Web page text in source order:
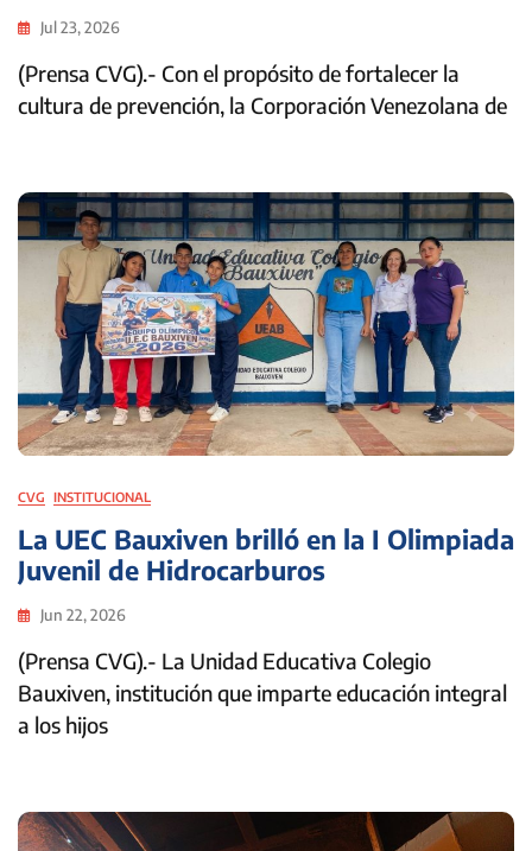
Jul 23, 2026
(Prensa CVG).- Con el propósito de fortalecer la
cultura de prevención, la Corporación Venezolana de
CVG INSTITUCIONAL
La UEC Bauxiven brilló en la I Olimpiada
Juvenil de Hidrocarburos
Jun 22, 2026
(Prensa CVG).- La Unidad Educativa Colegio
Bauxiven, institución que imparte educación integral
a los hijos